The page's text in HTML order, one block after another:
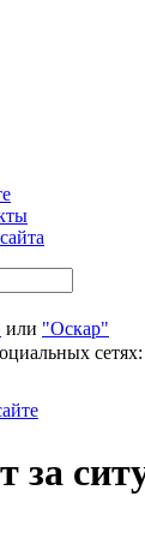
или "Оскар"
сетях:
за